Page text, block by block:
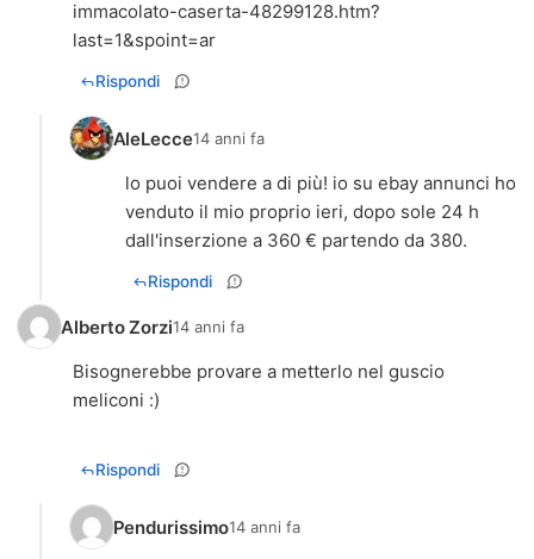
immacolato-caserta-48299128.htm?
last=1&spoint=ar
Rispondi
AleLecce14 anni fa
lo puoi vendere a di più! io su ebay annunci ho
venduto il mio proprio ieri, dopo sole 24 h
dall'inserzione a 360 € partendo da 380.
Rispondi
Alberto Zorzi14 anni fa
Bisognerebbe provare a metterlo nel guscio
meliconi :)
Rispondi
Pendurissimo14 anni fa